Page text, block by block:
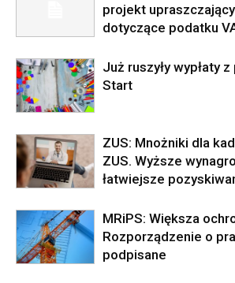
projekt
dotyczące podatku
Już ruszyły wypłaty
Start
ZUS: Mnożniki dla
ZUS. Wyższe
łatwiejsze
MRiPS: Większa
Rozporządzenie o
podpisane